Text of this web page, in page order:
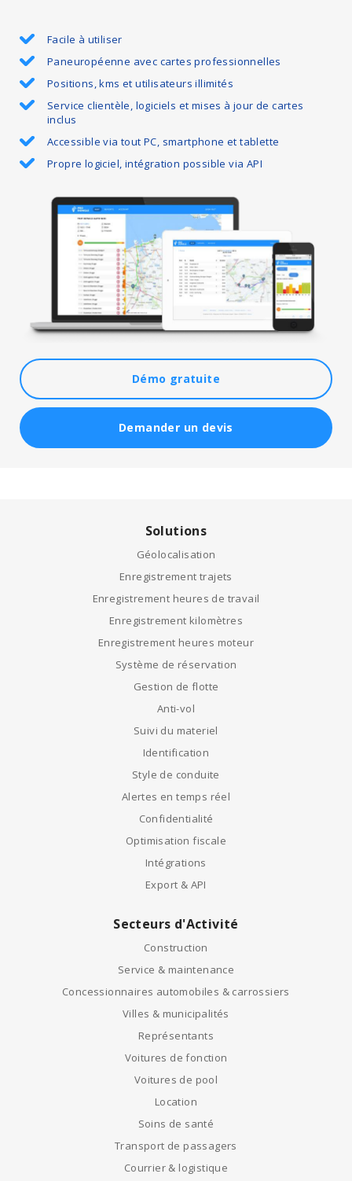
Démo gratuite
Demander un devis
Facile à utiliser
Paneuropéenne avec cartes professionnelles
Positions, kms et utilisateurs illimités
Service clientèle, logiciels et mises à jour de cartes
inclus
Accessible via tout PC, smartphone et tablette
Propre logiciel, intégration possible via API
Solutions
Géolocalisation
Enregistrement trajets
Enregistrement heures de travail
Enregistrement kilomètres
Enregistrement heures moteur
Système de réservation
Gestion de flotte
Anti-vol
Suivi du materiel
Identification
Style de conduite
Alertes en temps réel
Confidentialité
Optimisation fiscale
Intégrations
Export & API
Secteurs d'Activité
Construction
Service & maintenance
Concessionnaires automobiles & carrossiers
Villes & municipalités
Représentants
Voitures de fonction
Voitures de pool
Location
Soins de santé
Transport de passagers
Courrier & logistique